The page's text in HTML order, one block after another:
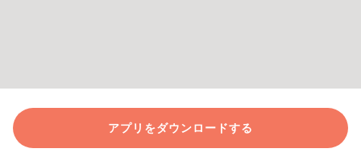
アプリをダウンロードする